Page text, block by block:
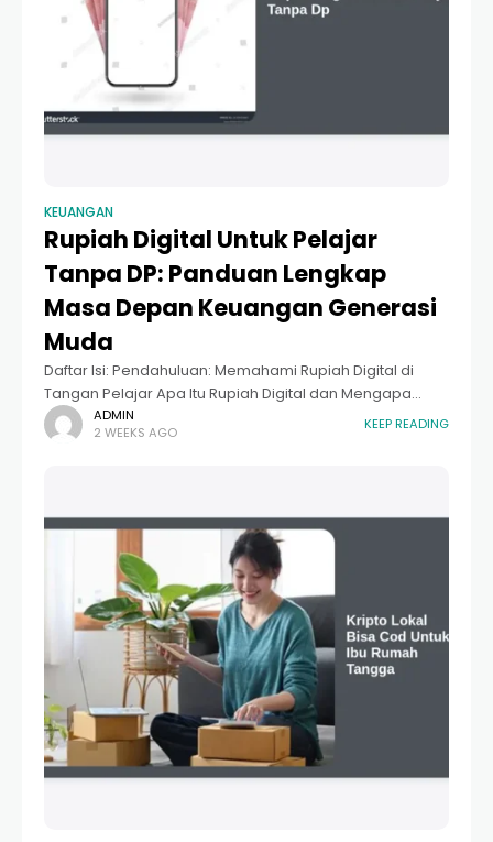
KEUANGAN
Rupiah Digital Untuk Pelajar
Tanpa DP: Panduan Lengkap
Masa Depan Keuangan Generasi
Muda
Daftar Isi: Pendahuluan: Memahami Rupiah Digital di
Tangan Pelajar Apa Itu Rupiah Digital dan Mengapa
Penting? Manfaat Utama Rupiah Digital Untuk Pelajar
Tanpa DP Perbedaan Rupiah Digital, E-Wallet, dan Kripto
ADMIN
2 WEEKS AGO
KEEP READING